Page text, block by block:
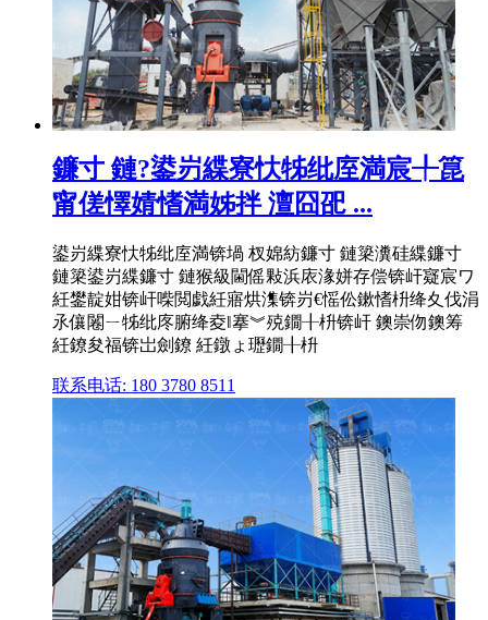
鐮寸 鏈?鍙岃緤寮忕牬纰庢満宸╀箟
甯傞懌婧愭満姊拌 澶囧巶 ...
鍙岃緤寮忕牬纰庢満锛堝 杈婂紡鐮寸 鏈簗瀵硅緤鐮寸
鏈簗鍙岃緤鐮寸 鏈猴級閫傜敤浜庡湪姘存偿锛屽寲宸ワ
紝鐢靛姏锛屽喍閲戯紝寤烘潗锛岃€愮伀鏉愭枡绛夊伐涓
氶儴闂ㄧ牬纰庝腑绛夌‖搴︾殑鐗╂枡锛屽 鐭崇伆鐭筹
紝鐐夋福锛岀劍鐐 紝鐓ょ瓑鐗╂枡
联系电话: 180 3780 8511